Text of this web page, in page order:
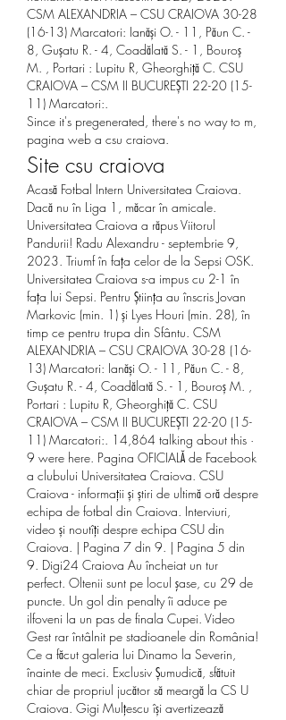
CSM ALEXANDRIA – CSU CRAIOVA 30-28
(16-13) Marcatori: Ianăși O. - 11, Păun C. -
8, Gușatu R. - 4, Coadălată S. - 1, Bouroș
M. , Portari : Lupitu R, Gheorghiță C. CSU
CRAIOVA – CSM II BUCUREȘTI 22-20 (15-
11) Marcatori:.
Since it's pregenerated, there's no way to m,
pagina web a csu craiova.
Site csu craiova
Acasă Fotbal Intern Universitatea Craiova.
Dacă nu în Liga 1, măcar în amicale.
Universitatea Craiova a răpus Viitorul
Pandurii! Radu Alexandru - septembrie 9,
2023. Triumf în fața celor de la Sepsi OSK.
Universitatea Craiova s-a impus cu 2-1 în
fața lui Sepsi. Pentru Știința au înscris Jovan
Markovic (min. 1) și Lyes Houri (min. 28), în
timp ce pentru trupa din Sfântu. CSM
ALEXANDRIA – CSU CRAIOVA 30-28 (16-
13) Marcatori: Ianăși O. - 11, Păun C. - 8,
Gușatu R. - 4, Coadălată S. - 1, Bouroș M. ,
Portari : Lupitu R, Gheorghiță C. CSU
CRAIOVA – CSM II BUCUREȘTI 22-20 (15-
11) Marcatori:. 14,864 talking about this ·
9 were here. Pagina OFICIALĂ de Facebook
a clubului Universitatea Craiova. CSU
Craiova - informații și știri de ultimă oră despre
echipa de fotbal din Craiova. Interviuri,
video și noutîți despre echipa CSU din
Craiova. | Pagina 7 din 9. | Pagina 5 din
9. Digi24 Craiova Au încheiat un tur
perfect. Oltenii sunt pe locul şase, cu 29 de
puncte. Un gol din penalty îi aduce pe
ilfoveni la un pas de finala Cupei. Video
Gest rar întâlnit pe stadioanele din România!
Ce a făcut galeria lui Dinamo la Severin,
înainte de meci. Exclusiv Șumudică, sfătuit
chiar de propriul jucător să meargă la CS U
Craiova. Gigi Mulțescu își avertizează